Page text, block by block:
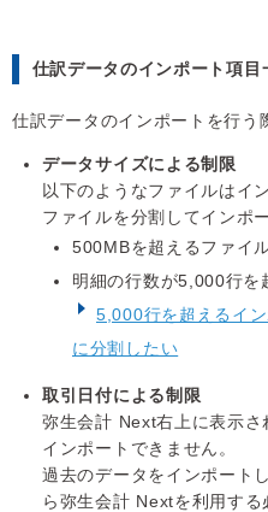
仕訳データのインポート項目
仕訳データのインポートを行う
データサイズによる制限
以下のようなファイルはイ
ファイルを分割してインポ
500MBを超えるファイ
明細の行数が5,000行を
5,000行を超えるイ
に分割したい
取引日付による制限
弥生会計 Next右上に表示
インポートできません。
過去のデータをインポート
ら弥生会計 Nextを利用する